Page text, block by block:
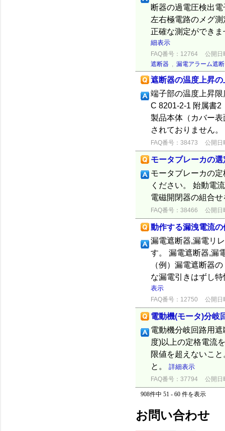
断器の過電圧検出
左右極電路のメグ
正確な測定ができ
細表示
FAQ番号：12764
公開日
遮断器 , 漏電アラーム遮
遮断器の温度上昇
端子部の温度上昇
C 8201-2-1 附属書2
製品本体（カバー
されておりません
FAQ番号：38473 公開日
モータブレーカの
モータブレーカの
ください。 始動電
電磁開閉器の組合
FAQ番号：38466 公開日
動作する漏洩電流の
漏電遮断器,漏電リ
す。 漏電遮断器,漏
（例）漏電遮断器
な漏電引きはずし
表示
FAQ番号：12750 公開日
電動機(モータ)分岐
電動機分岐回路用
度)以上の定格電流
限値を超えないこ
と。 詳細表示
FAQ番号：37794 公開日
908件中 51 - 60 件を表示
お問い合わせ